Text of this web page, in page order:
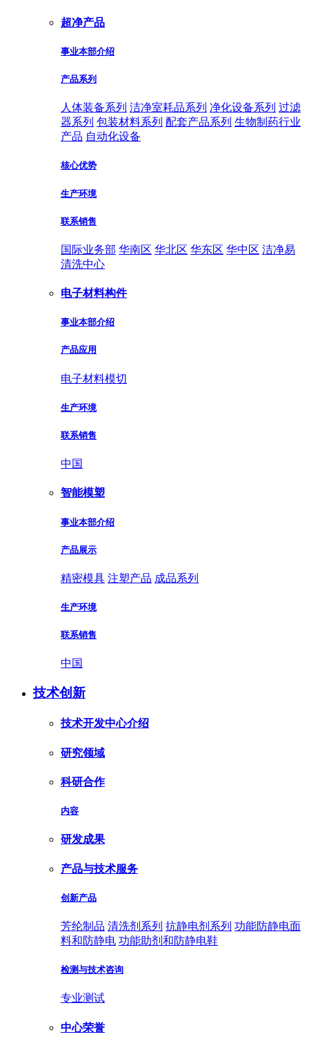
超净产品
事业本部介绍
产品系列
人体装备系列 洁净室耗品系列 净化设备系列 过滤
器系列 包装材料系列 配套产品系列 生物制药行业
产品 自动化设备
核心优势
生产环境
联系销售
国际业务部 华南区 华北区 华东区 华中区 洁净易
清洗中心
电子材料构件
事业本部介绍
产品应用
电子材料模切
生产环境
联系销售
中国
智能模塑
事业本部介绍
产品展示
精密模具 注塑产品 成品系列
生产环境
联系销售
中国
技术创新
技术开发中心介绍
研究领域
科研合作
内容
研发成果
产品与技术服务
创新产品
芳纶制品 清洗剂系列 抗静电剂系列 功能防静电面
料和防静电 功能助剂和防静电鞋
检测与技术咨询
专业测试
中心荣誉